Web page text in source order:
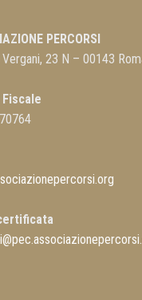
PERCORSI
Vergani, 23 N – 00143